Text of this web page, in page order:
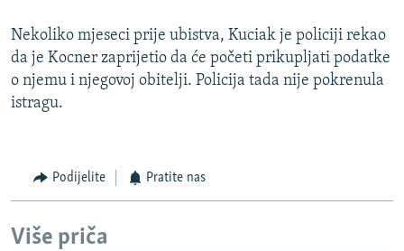
Nekoliko mjeseci prije ubistva, Kuciak je policiji rekao
da je Kocner zaprijetio da će početi prikupljati podatke
o njemu i njegovoj obitelji. Policija tada nije pokrenula
istragu.
Podijelite Pratite nas
Više priča